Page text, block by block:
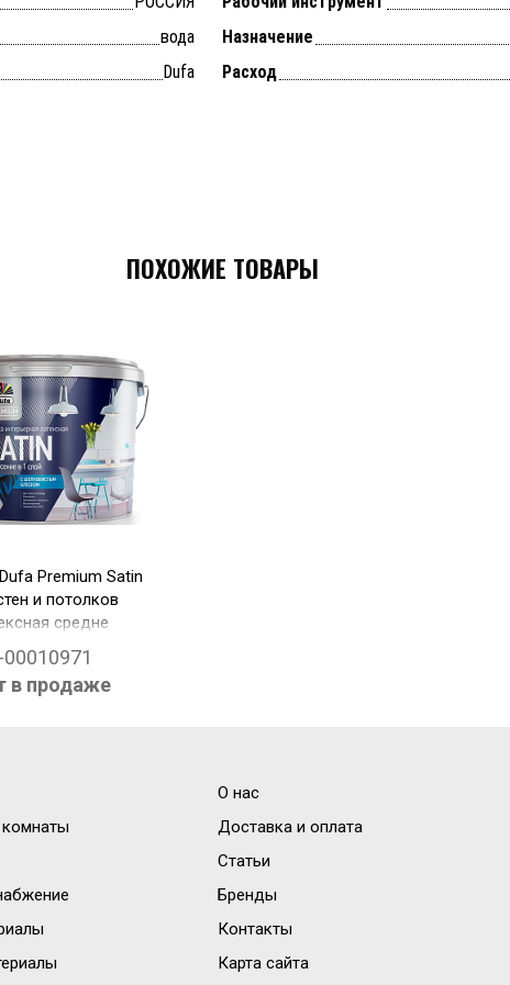
вода
Dufa
Назначение
Расход
ПОХОЖИЕ ТОВАРЫ
Premium Satin
и потолков
средне
0.9 л)
в продаже
О нас
Доставка и оплата
Статьи
Бренды
Контакты
Карта сайта